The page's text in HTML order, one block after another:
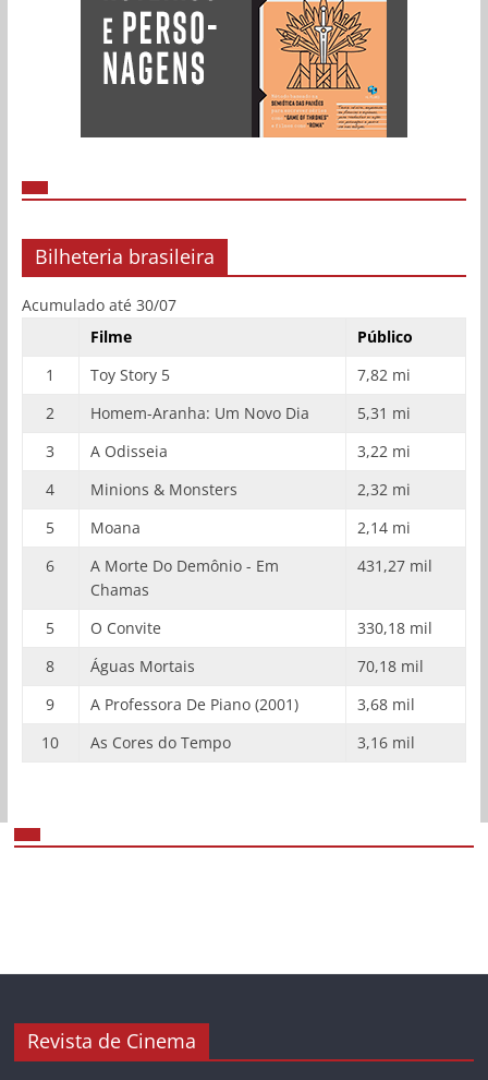
Bilheteria brasileira
Acumulado até 30/07
Filme
Público
1
Toy Story 5
7,82 mi
2
Homem-Aranha: Um Novo Dia
5,31 mi
3
A Odisseia
3,22 mi
4
Minions & Monsters
2,32 mi
5
Moana
2,14 mi
6
A Morte Do Demônio - Em
Chamas
431,27 mil
5 O Convite
330,18 mil
8
Águas Mortais
70,18 mil
9
A Professora De Piano (2001)
3,68 mil
10
As Cores do Tempo 3,16 mil
Revista de Cinema